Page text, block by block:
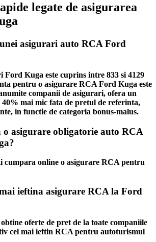
legate de asigurarea
asigurari auto RCA Ford
Ford Kuga este cuprins intre 833 si 4129
pentru o asigurare RCA Ford Kuga este
companii de asigurari, ofera un
mai mic fata de pretul de referinta,
in functie de categoria bonus-malus.
o asigurare obligatorie auto RCA
cumpara online o asigurare RCA pentru
mai ieftina asigurare RCA la Ford
oferte de pret de la toate companiile
cel mai ieftin RCA pentru autoturismul